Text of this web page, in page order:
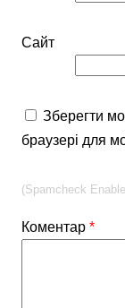
Коментар*
Сайт
Зберегти
браузері для
(Spamcheck